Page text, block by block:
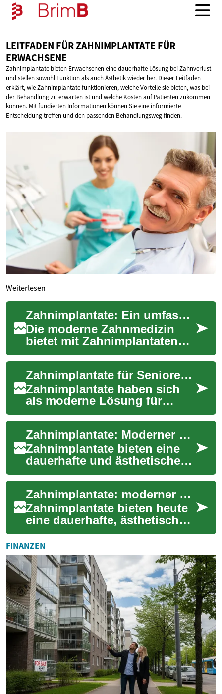
LEITFADEN FÜR ZAHNIMPLANTATE FÜR
ERWACHSENE
Zahnimplantate bieten Erwachsenen eine dauerhafte Lösung bei Zahnverlust
und stellen sowohl Funktion als auch Ästhetik wieder her. Dieser Leitfaden
erklärt, wie Zahnimplantate funktionieren, welche Vorteile sie bieten, was bei
der Behandlung zu erwarten ist und welche Kosten auf Patienten zukommen
können. Mit fundierten Informationen können Sie eine informierte
Entscheidung treffen und den passenden Behandlungsweg finden.
Weiterlesen
Zahnimplantate: Ein umfassender Leitfaden zur modernen Zahnersatztherapie
Die moderne Zahnmedizin
bietet mit Zahnimplantaten
eine hochwertige und
dauerhafte Lösung für
fehlende Zähne. Diese k...
Zahnimplantate für Senioren: Ein umfassender Leitfaden
Zahnimplantate haben sich
als moderne Lösung für
Zahnverlust bei älteren
Menschen etabliert. Sie
bieten nicht nur ein...
Zahnimplantate: Moderner Zahnersatz — Ein Leitfaden
Zahnimplantate bieten eine
dauerhafte und ästhetische
Lösung für fehlende Zähne.
Dieser Leitfaden erklärt
Voraussetzu...
Zahnimplantate: moderner Zahnersatz und Leitfaden
Zahnimplantate bieten heute
eine dauerhafte, ästhetische
und funktionale Lösung für
fehlende Zähne. Dieser
Leitfaden ...
FINANZEN